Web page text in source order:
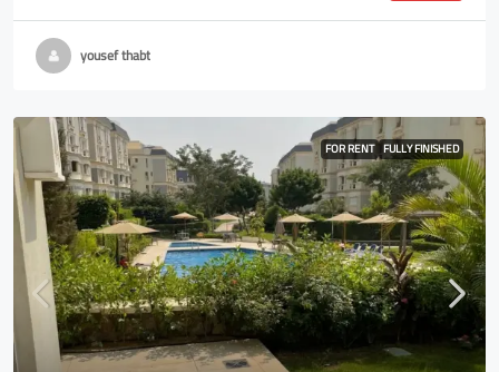
yousef thabt
FOR RENT FULLY FINISHED